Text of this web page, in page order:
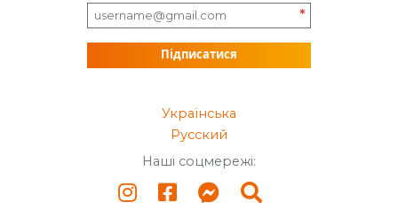
*
Підписатися
Українська
Русский
Наші соцмережі: